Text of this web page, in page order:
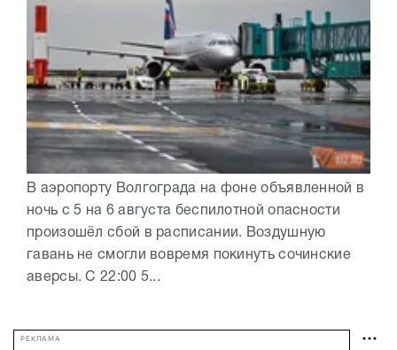
В аэропорту Волгограда на фоне объявленной в
ночь с 5 на 6 августа беспилотной опасности
произошёл сбой в расписании. Воздушную
гавань не смогли вовремя покинуть сочинские
аверсы. С 22:00 5...
РЕКЛАМА